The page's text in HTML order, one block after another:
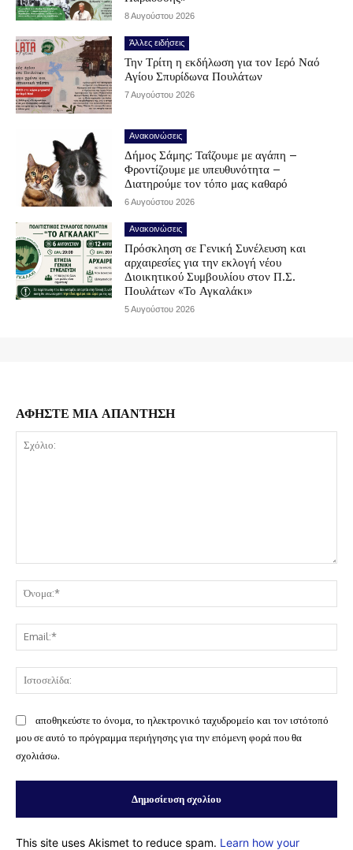
8 Αυγούστου 2026
Άλλες ειδήσεις
Την Τρίτη η εκδήλωση για τον Ιερό Ναό
Αγίου Σπυρίδωνα Πουλάτων
7 Αυγούστου 2026
Ανακοινώσεις
Δήμος Σάμης: Ταΐζουμε με αγάπη –
Φροντίζουμε με υπευθυνότητα –
Διατηρούμε τον τόπο μας καθαρό
6 Αυγούστου 2026
Ανακοινώσεις
Πρόσκληση σε Γενική Συνέλευση και
αρχαιρεσίες για την εκλογή νέου
Διοικητικού Συμβουλίου στον Π.Σ.
Πουλάτων «Το Αγκαλάκι»
5 Αυγούστου 2026
ΑΦΗΣΤΕ ΜΙΑ ΑΠΑΝΤΗΣΗ
αποθηκεύστε το όνομα, το ηλεκτρονικό ταχυδρομείο και τον ιστότοπό
μου σε αυτό το πρόγραμμα περιήγησης για την επόμενη φορά που θα
σχολιάσω.
This site uses Akismet to reduce spam. Learn how your